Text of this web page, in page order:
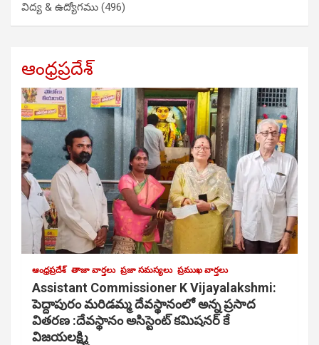
విద్య & ఉద్యోగము (496)
ఆంధ్రప్రదేశ్
ఆంధ్రప్రదేశ్ తాజా వార్తలు ప్రజా సమస్యలు ప్రముఖ వార్తలు
Assistant Commissioner K Vijayalakshmi:
పెద్దాపురం మరిడమ్మ దేవస్థానంలో అన్న ప్రసాద
వితరణ :దేవస్థానం అసిస్టెంట్ కమిషనర్ కే
విజయలక్ష్మి